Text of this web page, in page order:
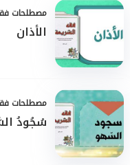
مصطلحات
الأذان
مصطلحات
سُجُودُ